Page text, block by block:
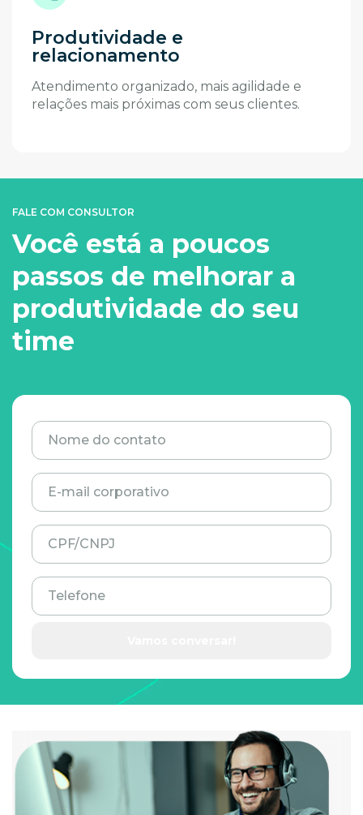
Produtividade e
relacionamento
Atendimento organizado, mais agilidade e
relações mais próximas com seus clientes.
FALE COM CONSULTOR
Você está a poucos
passos de melhorar a
produtividade do seu
time
Nome do contato
E-mail corporativo
CPF/CNPJ
Telefone